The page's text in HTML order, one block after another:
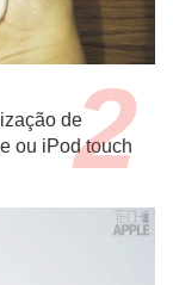
de
ou iPod touch